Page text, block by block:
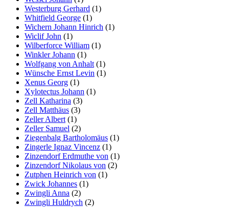
Westerburg Gerhard (1)
Whitfield George (1)
Wichern Johann Hinrich (1)
Wiclif John (1)
Wilberforce William (1)
Winkler Johann (1)
Wolfgang von Anhalt (1)
Wünsche Ernst Levin (1)
Xenus Georg (1)
Xylotectus Johann (1)
Zell Katharina (3)
Zell Matthäus (3)
Zeller Albert (1)
Zeller Samuel (2)
Ziegenbalg Bartholomäus (1)
Zingerle Ignaz Vincenz (1)
Zinzendorf Erdmuthe von (1)
Zinzendorf Nikolaus von (2)
Zutphen Heinrich von (1)
Zwick Johannes (1)
Zwingli Anna (2)
Zwingli Huldrych (2)